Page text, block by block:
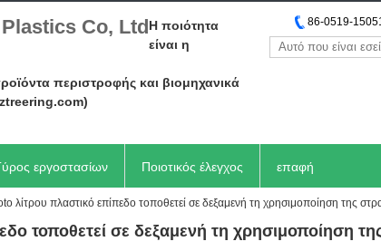
Co, LtdΗ ποιότητα
είναι η
περιστροφής και βιομηχανικά
86-0519-
εργοστασίων Ποιοτικός έλεγχος επαφή
λίτρου πλαστικό επίπεδο τοποθετεί σε δεξαμενή τη χρησιμοποίηση της
τοποθετεί σε δεξαμενή τη χρησιμοποίηση